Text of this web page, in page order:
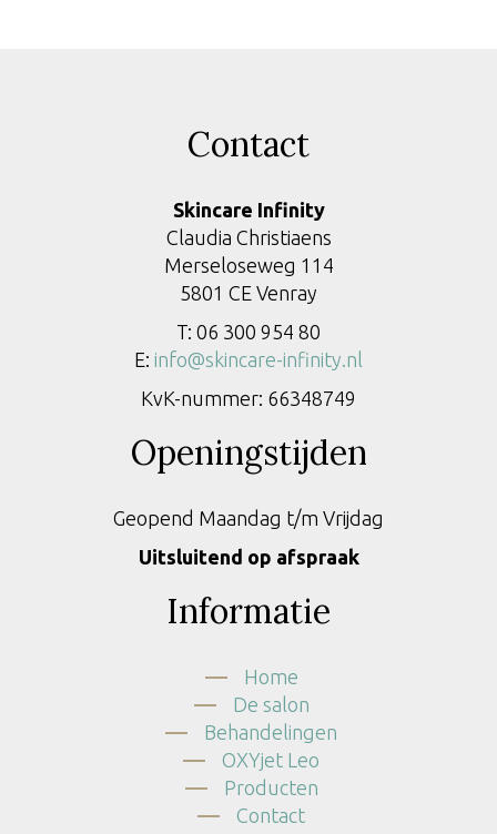
Contact
Skincare Infinity
Claudia Christiaens
Merseloseweg 114
5801 CE Venray
T: 06 300 954 80
E: info@skincare-infinity.nl
KvK-nummer: 66348749
Openingstijden
Geopend Maandag t/m Vrijdag
Uitsluitend op afspraak
Informatie
Home
De salon
Behandelingen
OXYjet Leo
Producten
Contact